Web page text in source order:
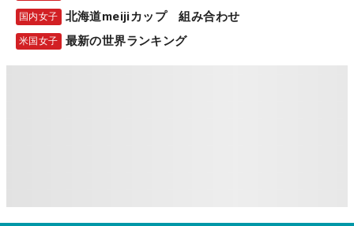
国内女子 北海道meijiカップ 組み合わせ
米国女子 最新の世界ランキング